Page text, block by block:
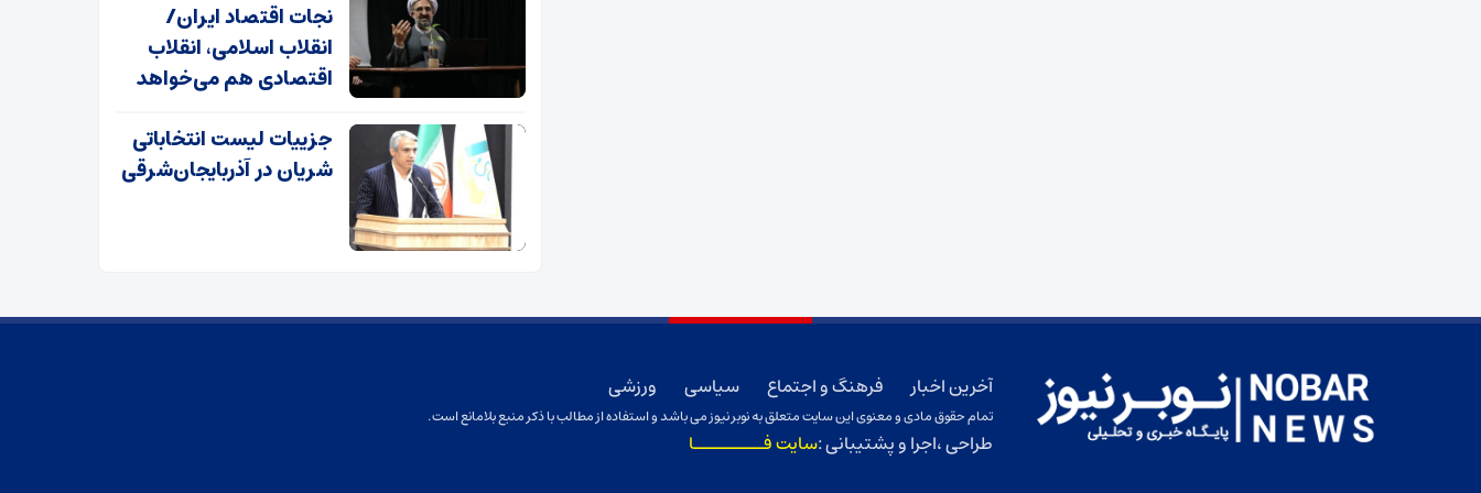
نجات اقتصاد ایران/
انقلاب اسلامی، انقلاب
اقتصادی هم می‌خواهد
جزییات لیست انتخاباتی
شریان در آذربایجان‌شرقی
آخرین اخبار فرهنگ و اجتماع سیاسی ورزشی
تمام حقوق مادی و معنوی این سایت متعلق به نوبر نیوز می باشد و استفاده از مطالب با ذکر منبع بلامانع است.
طراحی ،اجرا و پشتیبانی :سایت فـــــــــا